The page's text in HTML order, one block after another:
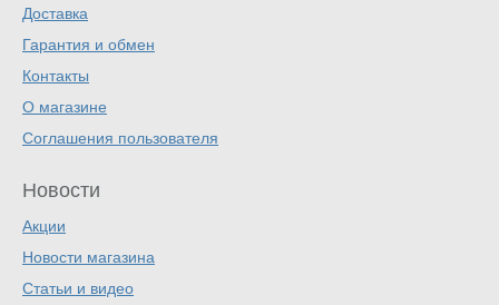
Доставка
Гарантия и обмен
Контакты
О магазине
Соглашения пользователя
Новости
Акции
Новости магазина
Статьи и видео